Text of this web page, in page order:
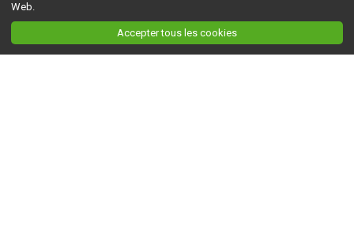
Web.
Accepter tous les cookies